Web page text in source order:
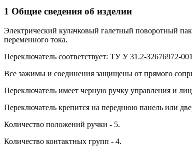
1 Общие сведения об изделии
Электрический кулачковый галетный поворотный
переменного тока.
Переключатель соответствует: ТУ У 31.2-32676972-
Все зажимы и соединения защищены от прямого
Переключатель имеет черную ручку управления и
Переключатель крепится на переднюю панель или
Количество положений ручки - 5.
Количество контактных групп - 4.